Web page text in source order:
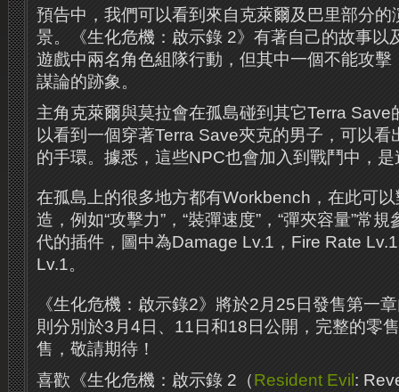
預告中，我們可以看到來自克萊爾及巴里部分的
景。《生化危機：啟示錄 2》有著自己的故事以
遊戲中兩名角色組隊行動，但其中一個不能攻擊
謀論的跡象。
主角克萊爾與莫拉會在孤島碰到其它Terra Save
以看到一個穿著Terra Save夾克的男子，可以看
的手環。據悉，這些NPC也會加入到戰鬥中，
在孤島上的很多地方都有Workbench，在此可
造，例如“攻擊力”，“裝彈速度”，“彈夾容量”常
代的插件，圖中為Damage Lv.1，Fire Rate
Lv.1。
《生化危機：啟示錄2》將於2月25日發售第一
則分別於3月4日、11日和18日公開，完整的零
售，敬請期待！
喜歡《生化危機：啟示錄 2（Resident Evil :